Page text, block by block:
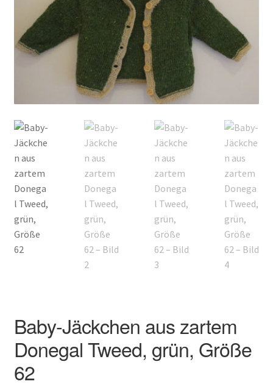
Service
Kontakt
Baby-Jäckchen aus zartem
Donegal Tweed, grün, Größe
62